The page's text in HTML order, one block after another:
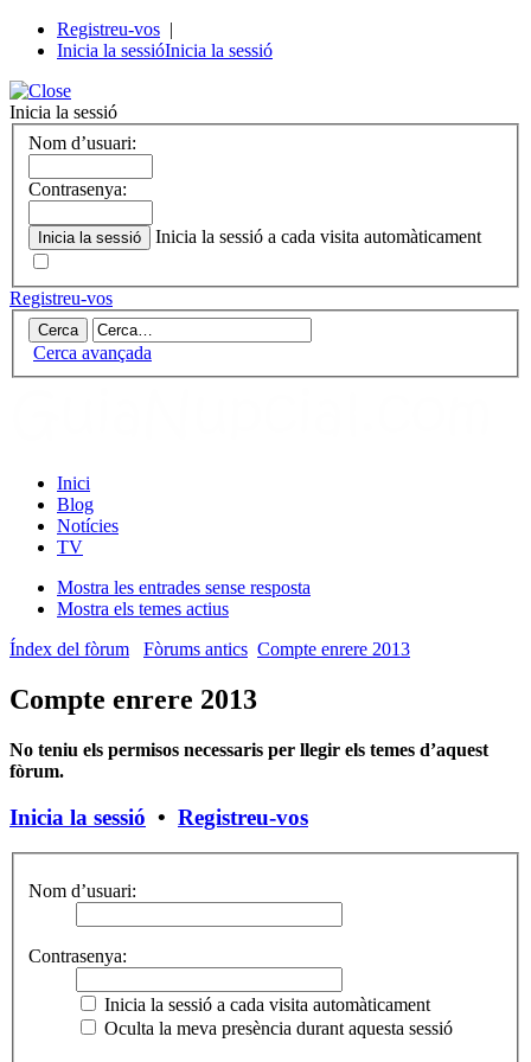
Registreu-vos |
Inicia la sessióInicia la sessió
Inicia la sessió
Nom d’usuari:
Contrasenya:
Inicia la sessió a cada visita automàticament
Registreu-vos
Cerca avançada
Inici
Blog
Notícies
TV
Mostra les entrades sense resposta
Mostra els temes actius
Índex del fòrum
Fòrums antics Compte enrere 2013
Compte enrere 2013
No teniu els permisos necessaris per llegir els temes d’aquest
fòrum.
Inicia la sessió • Registreu-vos
Nom d’usuari:
Contrasenya:
Inicia la sessió a cada visita automàticament
Oculta la meva presència durant aquesta sessió